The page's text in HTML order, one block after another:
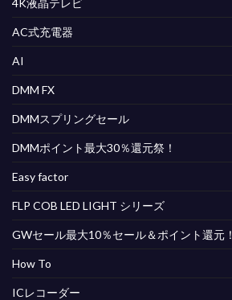
AC式充電器
AI
DMM FX
DMMスプリングセール
DMMポイント最大30％還元祭！
Easy factor
FLP COB LED LIGHT シリーズ
GWセール最大10％セール＆ポイント還元！
How To
ICレコーダー